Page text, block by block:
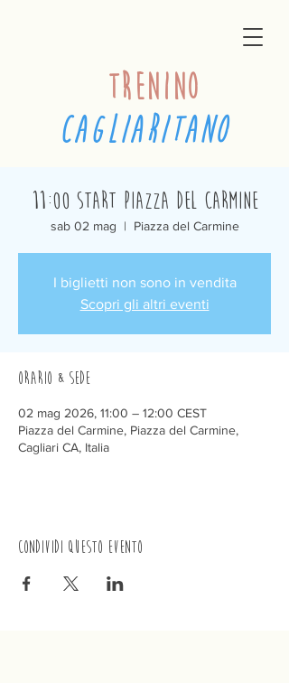
trenino
cagliaritano
11:00 Start Piazza del Carmine
sab 02 mag
  |
Piazza del Carmine
I biglietti non sono in vendita
Scopri gli altri eventi
Orario & Sede
02 mag 2026, 11:00 – 12:00 CEST
Piazza del Carmine, Piazza del Carmine,
Cagliari CA, Italia
Condividi questo evento